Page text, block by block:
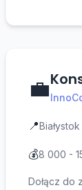
💼
📍Białystok
💰8 000 -
Dołącz do